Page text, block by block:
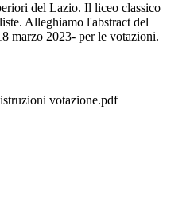
del Lazio. Il liceo classico
Alleghiamo l'abstract del
marzo 2023- per le votazioni.
votazione.pdf